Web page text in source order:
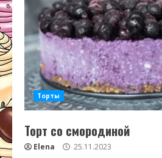
Торты
Торт со смородиной
Elena 25.11.2023